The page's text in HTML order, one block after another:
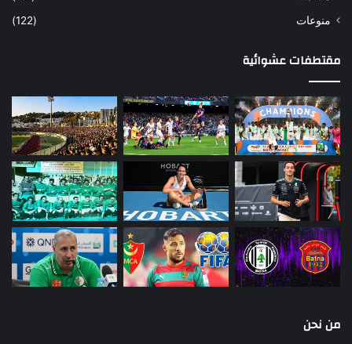
منوعات
(122)
مقتطفات عشوائية
من نحن